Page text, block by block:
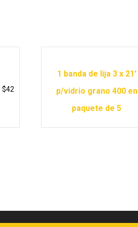
$42
1 banda de lija 3 x 21′
p/vidrio grano 400 en
paquete de 5